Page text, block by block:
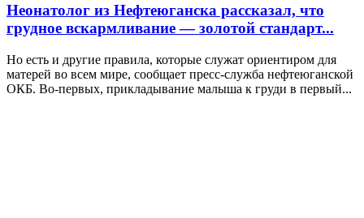
Неонатолог из Нефтеюганска рассказал, что
грудное вскармливание — золотой стандарт...
Но есть и другие правила, которые служат ориентиром для
матерей во всем мире, сообщает пресс-служба нефтеюганской
ОКБ. Во-первых, прикладывание малыша к груди в первый...